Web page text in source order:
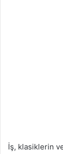
İş, klasiklerin